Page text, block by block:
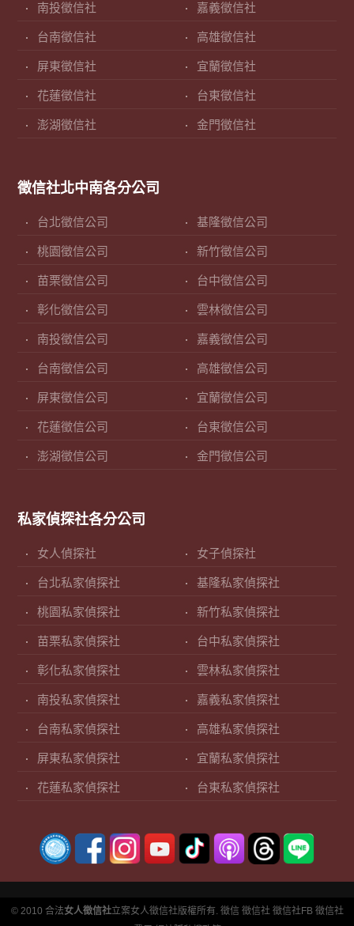
南投徵信社 嘉義徵信社
台南徵信社 高雄徵信社
屏東徵信社 宜蘭徵信社
花蓮徵信社 台東徵信社
澎湖徵信社 金門徵信社
徵信社北中南各分公司
台北徵信公司 基隆徵信公司
桃園徵信公司 新竹徵信公司
苗栗徵信公司 台中徵信公司
彰化徵信公司 雲林徵信公司
南投徵信公司 嘉義徵信公司
台南徵信公司 高雄徵信公司
屏東徵信公司 宜蘭徵信公司
花蓮徵信公司 台東徵信公司
澎湖徵信公司 金門徵信公司
私家偵探社各分公司
女人偵探社 女子偵探社
台北私家偵探社 基隆私家偵探社
桃園私家偵探社 新竹私家偵探社
苗栗私家偵探社 台中私家偵探社
彰化私家偵探社 雲林私家偵探社
南投私家偵探社 嘉義私家偵探社
台南私家偵探社 高雄私家偵探社
屏東私家偵探社 宜蘭私家偵探社
花蓮私家偵探社 台東私家偵探社
© 2010 合法女人徵信社立案女人徵信社版權所有. 徵信 徵信社 徵信社FB 徵信社